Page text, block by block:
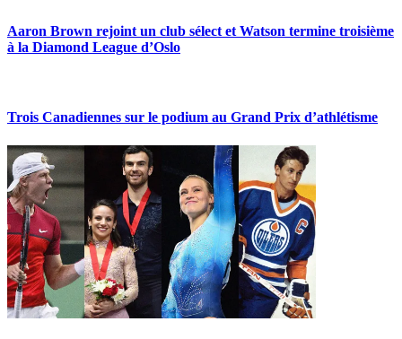
Aaron Brown rejoint un club sélect et Watson termine troisième
à la Diamond League d’Oslo
Trois Canadiennes sur le podium au Grand Prix d’athlétisme